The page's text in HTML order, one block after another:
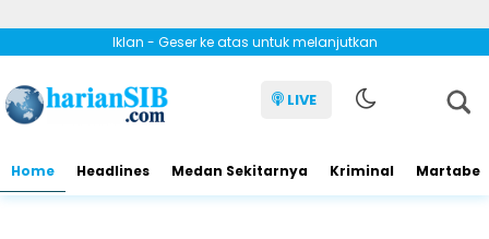
Iklan - Geser ke atas untuk melanjutkan
LIVE
Home Headlines Medan Sekitarnya Kriminal Martabe